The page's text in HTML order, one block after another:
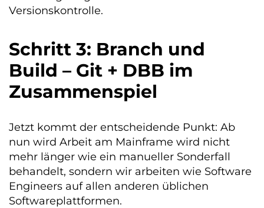
Versionskontrolle.
Schritt 3: Branch und
Build – Git + DBB im
Zusammenspiel
Jetzt kommt der entscheidende Punkt: Ab
nun wird Arbeit am Mainframe wird nicht
mehr länger wie ein manueller Sonderfall
behandelt, sondern wir arbeiten wie Software
Engineers auf allen anderen üblichen
Softwareplattformen.